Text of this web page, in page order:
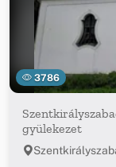
3786
gyülekezet